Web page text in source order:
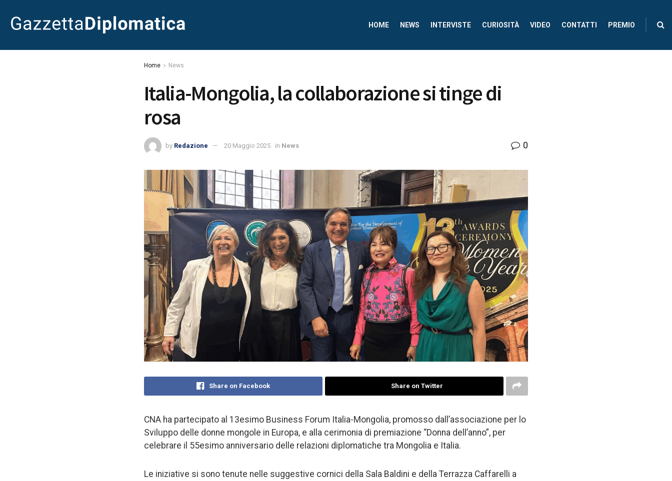
HOME NEWS INTERVISTE CURIOSITÀ VIDEO CONTATTI PREMIO
Home News
Italia-Mongolia, la collaborazione si tinge di
rosa
by Redazione 20 Maggio 2025 in News 0
Share on Facebook Share on Twitter
CNA ha partecipato al 13esimo Business Forum Italia-Mongolia, promosso dall’associazione per lo
Sviluppo delle donne mongole in Europa, e alla cerimonia di premiazione “Donna dell’anno”, per
celebrare il 55esimo anniversario delle relazioni diplomatiche tra Mongolia e Italia.
Le iniziative si sono tenute nelle suggestive cornici della Sala Baldini e della Terrazza Caffarelli a